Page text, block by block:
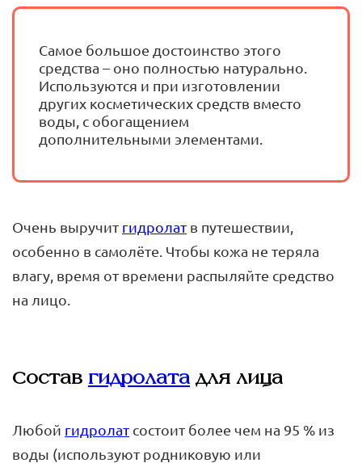
Самое большое достоинство этого
средства – оно полностью натурально.
Используются и при изготовлении
других косметических средств вместо
воды, с обогащением
дополнительными элементами.
Очень выручит гидролат в путешествии,
особенно в самолёте. Чтобы кожа не теряла
влагу, время от времени распыляйте средство
на лицо.
Состав гидролата для лица
Любой гидролат состоит более чем на 95 % из
воды (используют родниковую или